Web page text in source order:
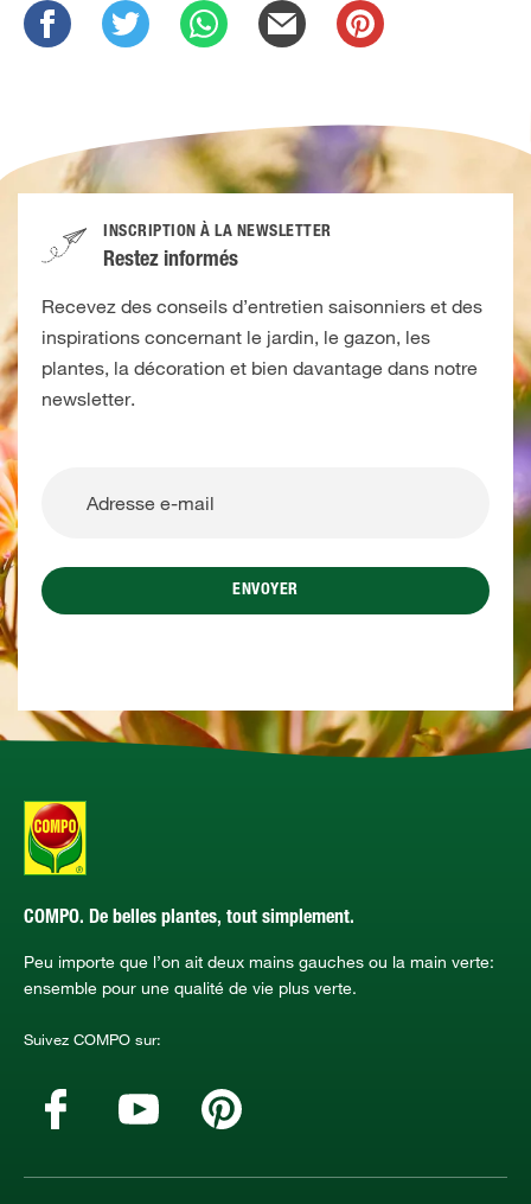
INSCRIPTION À LA NEWSLETTER
Restez informés
Recevez des conseils d’entretien saisonniers et des
inspirations concernant le jardin, le gazon, les
plantes, la décoration et bien davantage dans notre
newsletter.
ENVOYER
COMPO. De belles plantes, tout simplement.
Peu importe que l’on ait deux mains gauches ou la main verte:
ensemble pour une qualité de vie plus verte.
Suivez COMPO sur: